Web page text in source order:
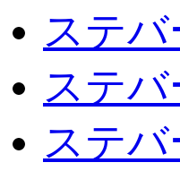
ステ
ステ
ステ